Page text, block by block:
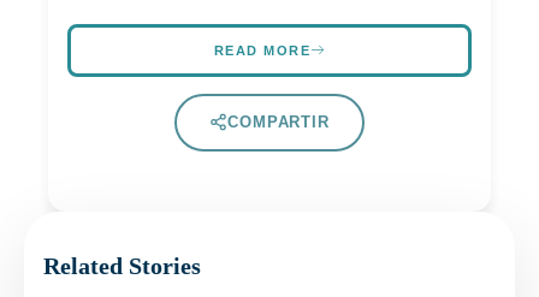
READ MORE
COMPARTIR
Related Stories